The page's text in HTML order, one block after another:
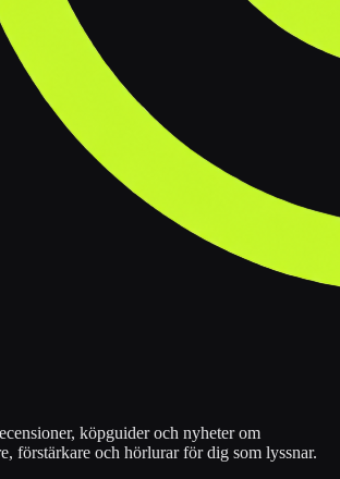
köpguider och nyheter om
förstärkare och hörlurar för dig som lyssnar.